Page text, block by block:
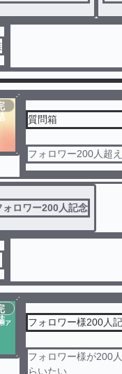
質問箱
フォロワー200人超
ォロワー200人記念
フォロワー様200人
フォロワー様が200
らいたい